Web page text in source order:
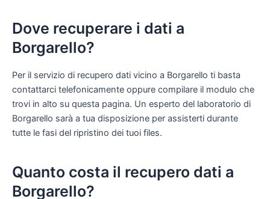
Dove recuperare i dati a
Borgarello?
Per il servizio di recupero dati vicino a Borgarello ti basta
contattarci telefonicamente oppure compilare il modulo che
trovi in alto su questa pagina. Un esperto del laboratorio di
Borgarello sarà a tua disposizione per assisterti durante
tutte le fasi del ripristino dei tuoi files.
Quanto costa il recupero dati a
Borgarello?